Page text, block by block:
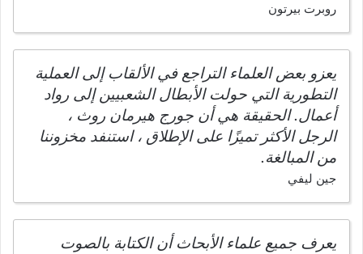
روبرت بيرتون
يعزو بعض العلماء التراجع في الألقاب إلى العملية
التطورية التي حولت الأبطال الشعبيين إلى رواد
أعمال. الحقيقة هي أن جورج هيرمان روث ،
الرجل الأكثر تميزًا على الإطلاق ، استنفد مخزوننا
من المبالغة.
جين ليفي
يعرف جميع علماء الأبحاث أن الكتابة بالصوت